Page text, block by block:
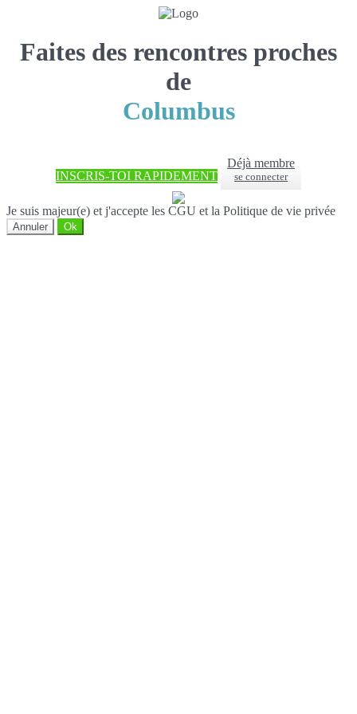
Faites des rencontres proches
de
Columbus
INSCRIS-TOI RAPIDEMENT
Déjà membre
se connecter
Je suis majeur(e) et j'accepte les CGU et la Politique de vie privée
Annuler Ok